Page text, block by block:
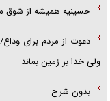
حسینیه همیشه از شوق
دعوت از مردم برای
ولی خدا بر زمین بماند
بدون شرح